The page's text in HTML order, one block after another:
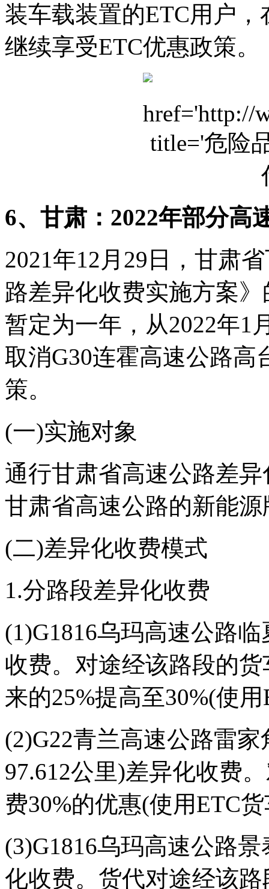
装车载装置的ETC用户
继续享受ETC优惠政策。
6、甘肃：2022年部分高
2021年12月29日，甘肃
路差异化收费实施方案
暂定为一年，从2022年1
取消G30连霍高速公路
策。
(一)实施对象
通行甘肃省高速公路差
甘肃省高速公路的新能
(二)差异化收费模式
1.分路段差异化收费
(1)G1816乌玛高速公路
收费。对途经该路段的
来的25%提高至30%(使
(2)G22青兰高速公路雷
97.612公里)差异化收费
费30%的优惠(使用ETC
(3)G1816乌玛高速公路
化收费。货代对途经该